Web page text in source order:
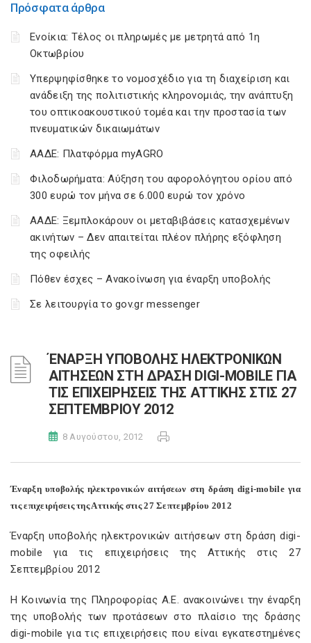
Πρόσφατα άρθρα
Ενοίκια: Τέλος οι πληρωμές με μετρητά από 1η
Οκτωβρίου
Υπερψηφίσθηκε το νομοσχέδιο για τη διαχείριση και
ανάδειξη της πολιτιστικής κληρονομιάς, την ανάπτυξη
του οπτικοακουστικού τομέα και την προστασία των
πνευματικών δικαιωμάτων
ΑΑΔΕ: Πλατφόρμα myAGRO
Φιλοδωρήματα: Αύξηση του αφορολόγητου ορίου από
300 ευρώ τον μήνα σε 6.000 ευρώ τον χρόνο
ΑΑΔΕ: Ξεμπλοκάρουν οι μεταβιβάσεις κατασχεμένων
ακινήτων – Δεν απαιτείται πλέον πλήρης εξόφληση
της οφειλής
Πόθεν έσχες – Ανακοίνωση για έναρξη υποβολής
Σε λειτουργία το gov.gr messenger
ΈΝΑΡΞΗ ΥΠΟΒΟΛΗΣ ΗΛΕΚΤΡΟΝΙΚΩΝ
ΑΙΤΗΣΕΩΝ ΣΤΗ ΔΡΑΣΗ DIGI-MOBILE ΓΙΑ
ΤΙΣ ΕΠΙΧΕΙΡΗΣΕΙΣ ΤΗΣ ΑΤΤΙΚΗΣ ΣΤΙΣ 27
ΣΕΠΤΕΜΒΡΙΟΥ 2012
8 Αυγούστου, 2012
Έναρξη υποβολής ηλεκτρονικών αιτήσεων στη δράση digi-mobile για
τις επιχειρήσεις της Αττικής στις 27 Σεπτεμβρίου 2012
Έναρξη υποβολής ηλεκτρονικών αιτήσεων στη δράση digi-
mobile για τις επιχειρήσεις της Αττικής στις 27
Σεπτεμβρίου 2012
Η Κοινωνία της Πληροφορίας Α.Ε. ανακοινώνει την έναρξη
της υποβολής των προτάσεων στο πλαίσιο της δράσης
digi-mobile για τις επιχειρήσεις που είναι εγκατεστημένες